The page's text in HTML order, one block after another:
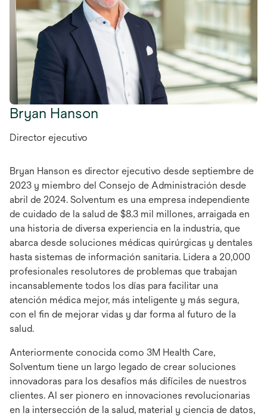
Bryan Hanson
Director ejecutivo
Bryan Hanson es director ejecutivo desde septiembre de
2023 y miembro del Consejo de Administración desde
abril de 2024. Solventum es una empresa independiente
de cuidado de la salud de $8.3 mil millones, arraigada en
una historia de diversa experiencia en la industria, que
abarca desde soluciones médicas quirúrgicas y dentales
hasta sistemas de información sanitaria. Lidera a 20,000
profesionales resolutores de problemas que trabajan
incansablemente todos los días para facilitar una
atención médica mejor, más inteligente y más segura,
con el fin de mejorar vidas y dar forma al futuro de la
salud.
Anteriormente conocida como 3M Health Care,
Solventum tiene un largo legado de crear soluciones
innovadoras para los desafíos más difíciles de nuestros
clientes. Al ser pionero en innovaciones revolucionarias
en la intersección de la salud, material y ciencia de datos,